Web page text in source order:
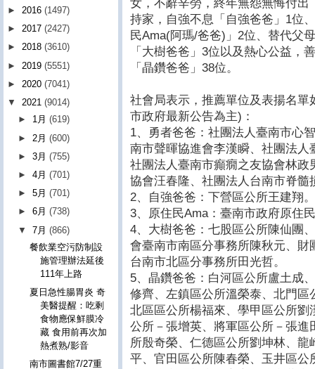
女，不辭辛勞，終年無怨無悔付
持家，自強不息「自強爸爸」1位
民Ama(阿瑪/爸爸)」2位、替代父
「大樹爸爸」3位以及熱心公益，
「晶鑽爸爸」38位。
社會局表示，推薦單位及表揚名
市政府最新公告為主)：
1、勇者爸爸：社團法人臺南市心
南市聲暉協進會李漢瞬、社團法
社團法人臺南市癲癇之友協會林
協會汪春隆、社團法人台南市脊髓
2、自強爸爸：下營區公所王建翔。
3、原住民Ama：臺南市政府原住
4、大樹爸爸：七股區公所陳仙團
會臺南市南區分事務所陳秋元、
台南市北區分事務所田光哲。
5、晶鑽爸爸：白河區公所盧土成
修齊、左鎮區公所溫榮泰、北門
北區區公所楊福來、學甲區公所
公所－張增英、將軍區公所－張
所殷奇榮、仁德區公所劉坤林、
平、官田區公所陳春榮、玉井區
► 2016 (1497)
► 2017 (2427)
► 2018 (3610)
► 2019 (5551)
► 2020 (7041)
▼ 2021 (9014)
► 1月(619)
► 2月(600)
►3月(755)
►4月(701)
►5月(701)
►6月(738)
▼7月(866)
餐飲業空污防制設
施管理辦法延後
111年上路
夏日急性腸胃炎 奇
美醫提醒：吃剩
食物應保鮮膜冷
藏 食用前再次加
熱煮熟/影音
南市圖書館7/27重